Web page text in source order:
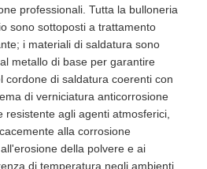
professionali. Tutta la bulloneria
sono sottoposti a trattamento
i materiali di saldatura sono
metallo di base per garantire
cordone di saldatura coerenti con
di verniciatura anticorrosione
resistente agli agenti atmosferici,
alla corrosione
della polvere e ai
di temperatura negli ambienti